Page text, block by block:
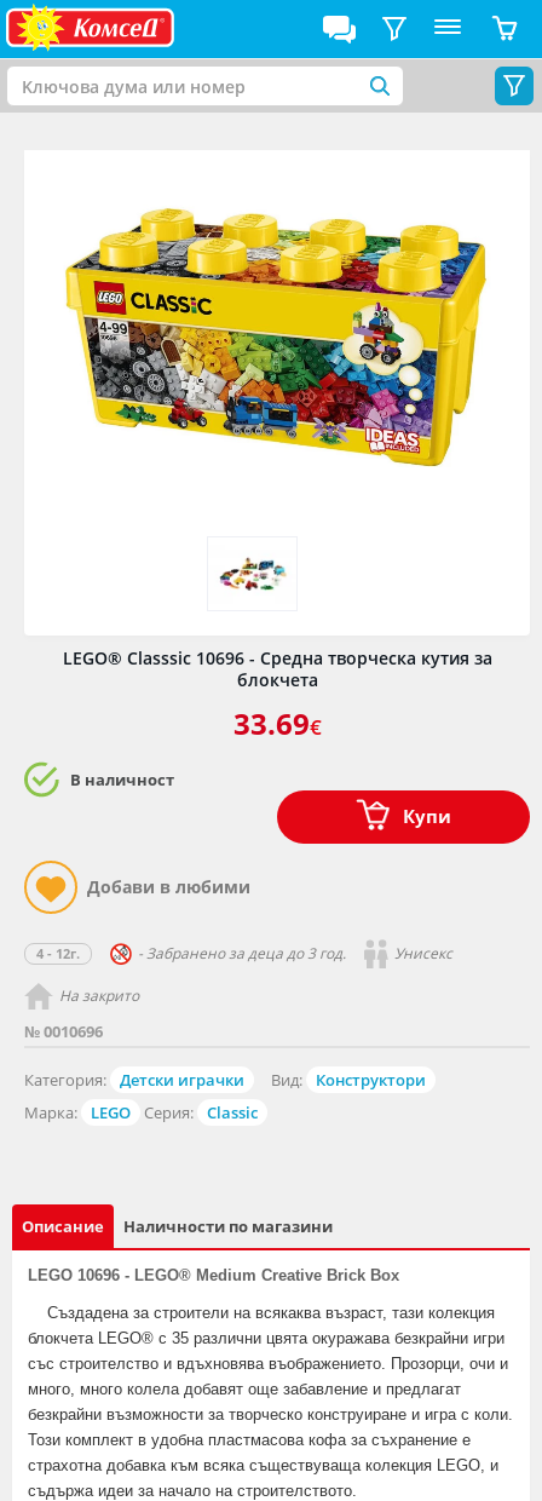
LEGO® Classsic 10696 - Средна творческа кутия за
блокчета
№ 0010696
Категория: Детски играчки Вид:
Конструктори
Марка:
LEGO Серия: Classic
4 - 12г. - Забранено за деца до 3 год. Унисекс
На закрито
33.69€
В наличност
Купи
Описание Наличности по магазини
LEGO 10696 - LEGO® Medium Creative Brick Box
Създадена за строители на всякаква възраст, тази колекция
блокчета LEGO® с 35 различни цвята окуражава безкрайни игри
със строителство и вдъхновява въображението. Прозорци, очи и
много, много колела добавят още забавление и предлагат
безкрайни възможности за творческо конструиране и игра с коли.
Този комплект в удобна пластмасова кофа за съхранение е
страхотна добавка към всяка съществуваща колекция LEGO, и
съдържа идеи за начало на строителството.